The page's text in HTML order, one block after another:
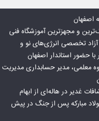
اصفهان
و مجهزترین آموزشگاه فنی
تخصصی انرژی‌های نو و
حضور استاندار اصفهان
معلمی، مدیر حسابداری مدیریت
غدیر در هاله‌ای از ابهام
مبارکه پس از جنگ در پیش